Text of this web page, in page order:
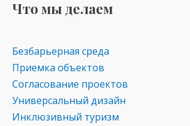
Что мы делаем
Безбарьерная среда
Приемка объектов
Согласование проектов
Универсальный дизайн
Инклюзивный туризм